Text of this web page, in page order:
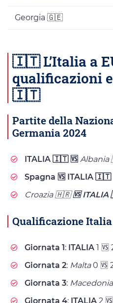
Georgia 🇬🇪
🇮🇹 L’Italia a
qualificazioni
🇮🇹
Partite della
Germania 2024
ITALIA 🇮🇹 🆚
Spagna 🆚 ITALIA 🇮🇹
Croazia 🇭🇷🆚
Qualificazione Italia
Giornata 1 : ITALIA 1 🆚
Giornata 2: Malta0 🆚
Giornata 3:
Giornata 4: ITALIA 2 🆚